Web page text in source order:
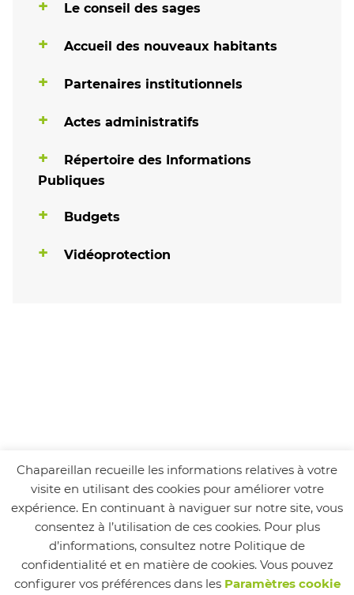
Le conseil des sages
Accueil des nouveaux habitants
Partenaires institutionnels
Actes administratifs
Répertoire des Informations
Publiques
Budgets
Vidéoprotection
Chapareillan recueille les informations relatives à votre
visite en utilisant des cookies pour améliorer votre
expérience. En continuant à naviguer sur notre site, vous
consentez à l’utilisation de ces cookies. Pour plus
d’informations, consultez notre Politique de
confidentialité et en matière de cookies. Vous pouvez
configurer vos préférences dans les Paramètres cookie